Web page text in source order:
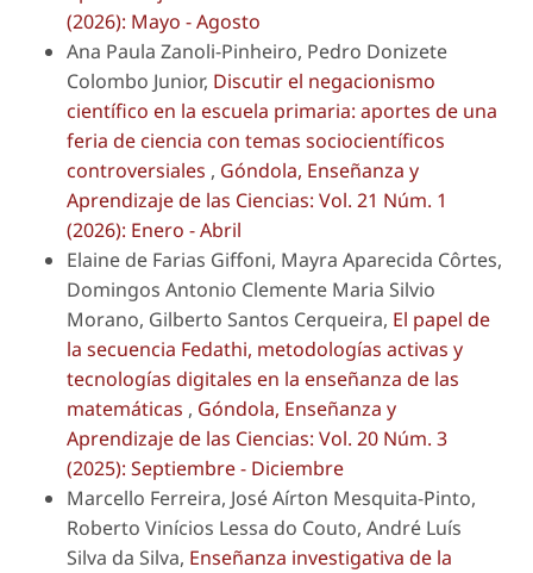
(2026): Mayo - Agosto
Ana Paula Zanoli-Pinheiro, Pedro Donizete
Colombo Junior, Discutir el negacionismo
científico en la escuela primaria: aportes de una
feria de ciencia con temas sociocientíficos
controversiales , Góndola, Enseñanza y
Aprendizaje de las Ciencias: Vol. 21 Núm. 1
(2026): Enero - Abril
Elaine de Farias Giffoni, Mayra Aparecida Côrtes,
Domingos Antonio Clemente Maria Silvio
Morano, Gilberto Santos Cerqueira, El papel de
la secuencia Fedathi, metodologías activas y
tecnologías digitales en la enseñanza de las
matemáticas , Góndola, Enseñanza y
Aprendizaje de las Ciencias: Vol. 20 Núm. 3
(2025): Septiembre - Diciembre
Marcello Ferreira, José Aírton Mesquita-Pinto,
Roberto Vinícios Lessa do Couto, André Luís
Silva da Silva, Enseñanza investigativa de la